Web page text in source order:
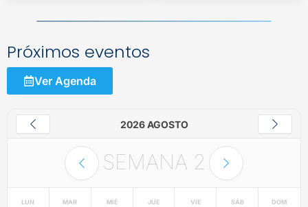
Próximos eventos
Ver Agenda
2026 AGOSTO
SEMANA 2
LUN MAR MIÉ JUE VIE SÁB DOM